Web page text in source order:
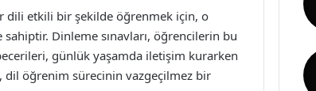
dili etkili bir şekilde öğrenmek için, o
Dinleme sınavları, öğrencilerin bu
günlük yaşamda iletişim kurarken
dil öğrenim sürecinin vazgeçilmez bir